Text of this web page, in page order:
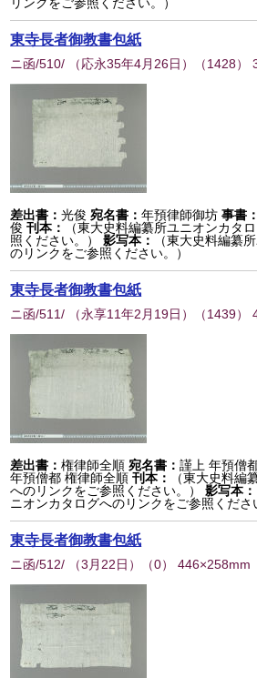
東寺長者御教書包紙
ニ函/510/ （応永35年4月26日） （1428）
差出書：光俊 宛名書：年預律師御坊 事書：
俊 刊本：
（東大史料編纂所ユニオンカタ
照ください。）
影写本：
（東大史料編纂
のリンクをご参照ください。）
東寺長者御教書包紙
ニ函/511/ （永享11年2月19日） （1439）
差出書：権律師全順 宛名書：謹上 年預僧
年預僧都 権律師全順 刊本：
（東大史料編
へのリンクをご参照ください。）
影写本：
ニオンカタログへのリンクをご参照くださ
東寺長者御教書包紙
ニ函/512/ （3月22日） （0） 446×258mm